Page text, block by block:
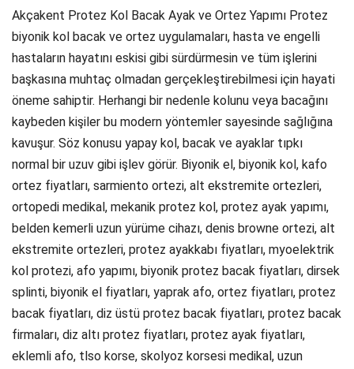
Akçakent Protez Kol Bacak Ayak ve Ortez Yapımı Protez
biyonik kol bacak ve ortez uygulamaları, hasta ve engelli
hastaların hayatını eskisi gibi sürdürmesin ve tüm işlerini
başkasına muhtaç olmadan gerçekleştirebilmesi için hayati
öneme sahiptir. Herhangi bir nedenle kolunu veya bacağını
kaybeden kişiler bu modern yöntemler sayesinde sağlığına
kavuşur. Söz konusu yapay kol, bacak ve ayaklar tıpkı
normal bir uzuv gibi işlev görür. Biyonik el, biyonik kol, kafo
ortez fiyatları, sarmiento ortezi, alt ekstremite ortezleri,
ortopedi medikal, mekanik protez kol, protez ayak yapımı,
belden kemerli uzun yürüme cihazı, denis browne ortezi, alt
ekstremite ortezleri, protez ayakkabı fiyatları, myoelektrik
kol protezi, afo yapımı, biyonik protez bacak fiyatları, dirsek
splinti, biyonik el fiyatları, yaprak afo, ortez fiyatları, protez
bacak fiyatları, diz üstü protez bacak fiyatları, protez bacak
firmaları, diz altı protez fiyatları, protez ayak fiyatları,
eklemli afo, tlso korse, skolyoz korsesi medikal, uzun